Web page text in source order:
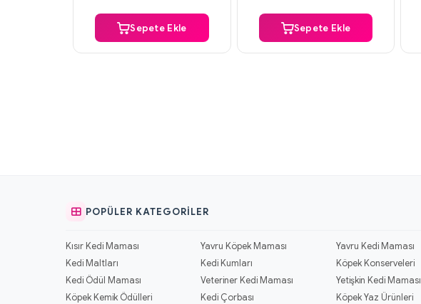
Sepete Ekle Sepete Ekle
POPÜLER KATEGORILER
Kısır Kedi Maması Yavru Köpek Maması
Yavru Kedi Maması
Kedi Maltları
Kedi Kumları
Köpek Konserveleri
Kedi Ödül Maması
Veteriner Kedi Maması
Yetişkin Kedi Maması
Köpek Kemik Ödülleri
Kedi Çorbası
Köpek Yaz Ürünleri